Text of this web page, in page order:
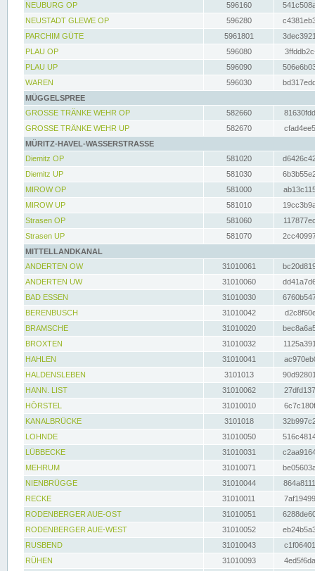
NEUBURG OP
596160
NEUSTADT GLEWE OP
596280
PARCHIM GÜTE
5961801
PLAU OP
596080
PLAU UP
596090
WAREN
596030
MÜGGELSPREE
GROSSE TRÄNKE WEHR OP
582660
GROSSE TRÄNKE WEHR UP
582670
MÜRITZ-HAVEL-WASSERSTRASSE
Diemitz OP
581020
Diemitz UP
581030
MIROW OP
581000
MIROW UP
581010
Strasen OP
581060
Strasen UP
581070
MITTELLANDKANAL
ANDERTEN OW
31010061
ANDERTEN UW
31010060
BAD ESSEN
31010030
BERENBUSCH
31010042
BRAMSCHE
31010020
BROXTEN
31010032
HAHLEN
31010041
HALDENSLEBEN
3101013
HANN. LIST
31010062
HÖRSTEL
31010010
KANALBRÜCKE
3101018
LOHNDE
31010050
LÜBBECKE
31010031
MEHRUM
31010071
NIENBRÜGGE
31010044
RECKE
31010011
RODENBERGER AUE-OST
31010051
RODENBERGER AUE-WEST
31010052
RUSBEND
31010043
RÜHEN
31010093